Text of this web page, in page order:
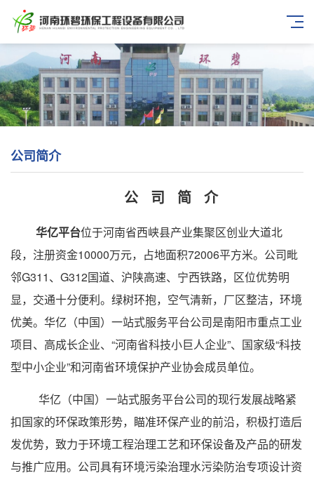
公司简介
公 司 简 介
华亿平台位于河南省西峡县产业集聚区创业大道北
段，注册资金10000万元，占地面积72006平方米。公司毗
邻G311、G312国道、沪陕高速、宁西铁路，区位优势明
显，交通十分便利。绿树环抱，空气清新，厂区整洁，环境
优美。华亿（中国）一站式服务平台公司是南阳市重点工业
项目、高成长企业、“河南省科技小巨人企业”、国家级“科技
型中小企业”和河南省环境保护产业协会成员单位。
华亿（中国）一站式服务平台公司的现行发展战略紧
扣国家的环保政策形势，瞄准环保产业的前沿，积极打造后
发优势，致力于环境工程治理工艺和环保设备及产品的研发
与推广应用。公司具有环境污染治理水污染防治专项设计资